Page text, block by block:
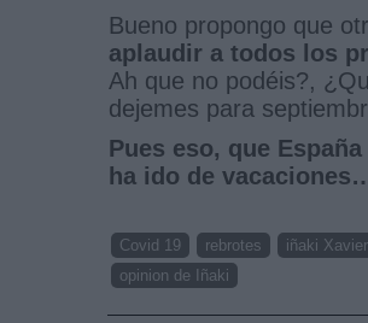
Bueno propongo que
aplaudir a todos los
Ah que no podéis?,
dejemes para
Pues eso, que
ha ido de
Covid 19 rebrotes iñaki
opinion de Iñaki